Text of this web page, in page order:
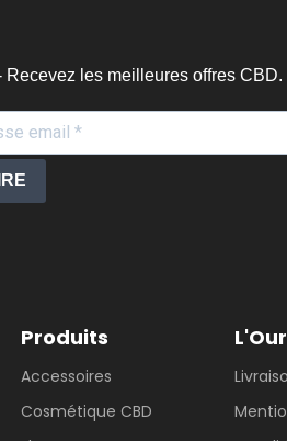
Recevez les meilleures offres CBD.
Produits
Accessoires
Cosmétique CBD